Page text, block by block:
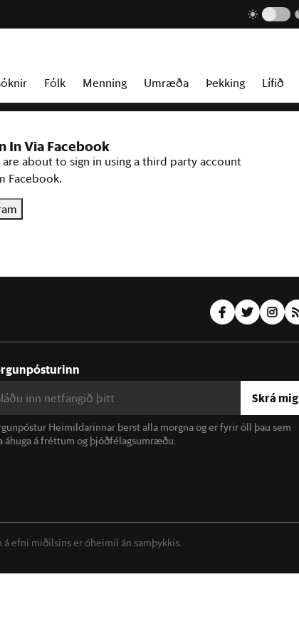
Fólk Menning Umræða Þekking Lífið
In Via Facebook
are about to sign in using a third party account
Facebook.
Skrá mig
Heimildarinnar berst alla morgna og er fyrir öll þau sem
áhuga á fréttum og þjóðfélagsumræðu.
efni miðilsins er óheimil án samþykkis.